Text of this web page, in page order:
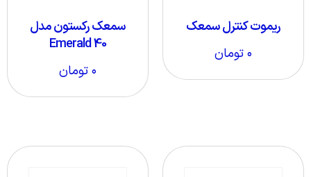
ریموت کنترل سمعک
۰تومان
سمعک رکستون مدل
Emerald 40
۰تومان